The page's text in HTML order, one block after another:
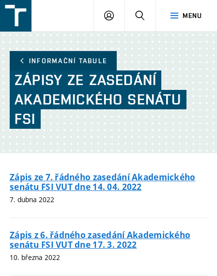
v
Brně
MENU
PŘIHLÁŠENÍ
INFORMAČNÍ TABULE
ZÁPISY ZE ZASEDÁNÍ
AKADEMICKÉHO SENÁTU
FSI
Zápis ze 7. řádného zasedání Akademického
senátu FSI VUT dne 14. 04. 2022
7. dubna 2022
Zápis z 6. řádného zasedání Akademického
senátu FSI VUT dne 17. 3. 2022
10. března 2022